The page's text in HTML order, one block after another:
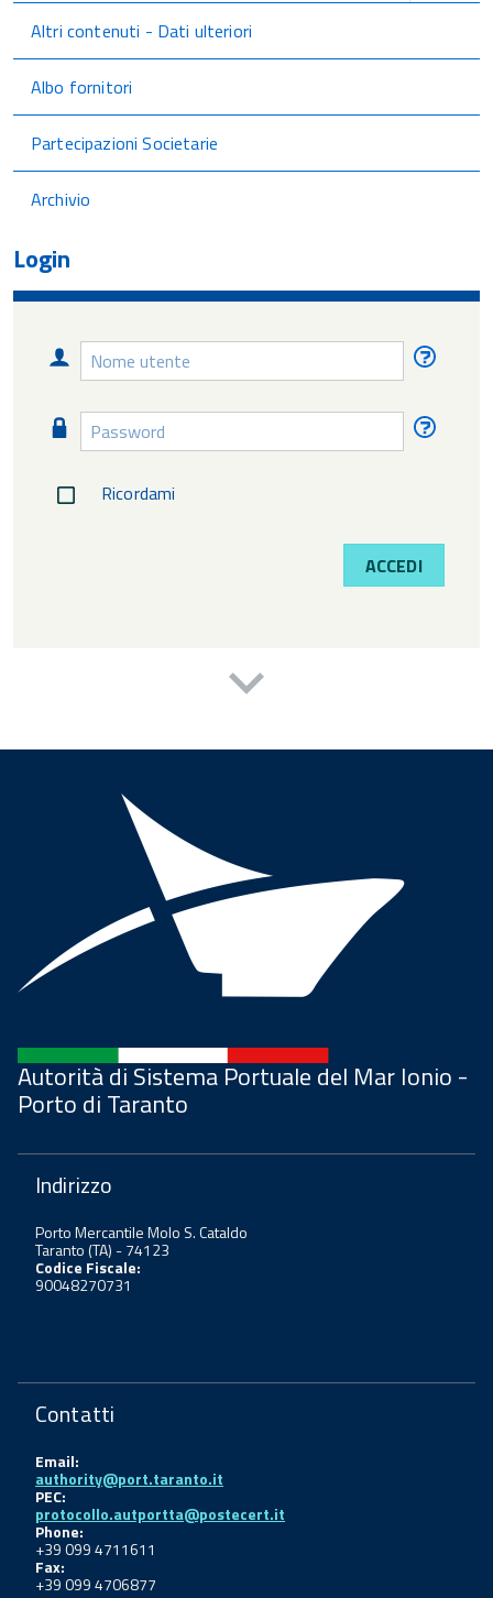
Altri contenuti - Dati ulteriori
Albo fornitori
Partecipazioni Societarie
Archivio
Login
Nome
utente
Password
Ricordami
ACCEDI
Autorità di Sistema Portuale del Mar Ionio -
Porto di Taranto
Indirizzo
Porto Mercantile Molo S. Cataldo
Taranto (TA) - 74123
Codice Fiscale:
90048270731
Contatti
Email:
authority@port.taranto.it
PEC:
protocollo.autportta@postecert.it
Phone:
+39 099 4711611
Fax:
+39 099 4706877